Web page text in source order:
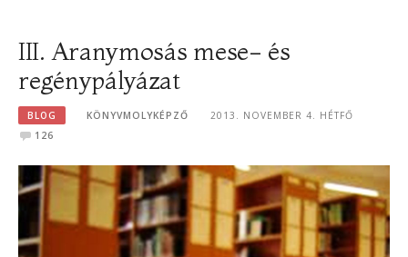
III. Aranymosás mese- és
regénypályázat
BLOG KÖNYVMOLYKÉPZŐ
2013. NOVEMBER 4. HÉTFŐ
126